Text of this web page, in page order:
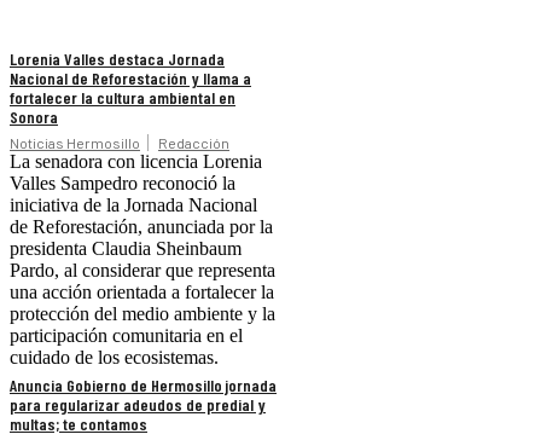
Lorenia Valles destaca Jornada
Nacional de Reforestación y llama a
fortalecer la cultura ambiental en
Sonora
Noticias Hermosillo Redacción
La senadora con licencia Lorenia
Valles Sampedro reconoció la
iniciativa de la Jornada Nacional
de Reforestación, anunciada por la
presidenta Claudia Sheinbaum
Pardo, al considerar que representa
una acción orientada a fortalecer la
protección del medio ambiente y la
participación comunitaria en el
cuidado de los ecosistemas.
Anuncia Gobierno de Hermosillo jornada
para regularizar adeudos de predial y
multas; te contamos